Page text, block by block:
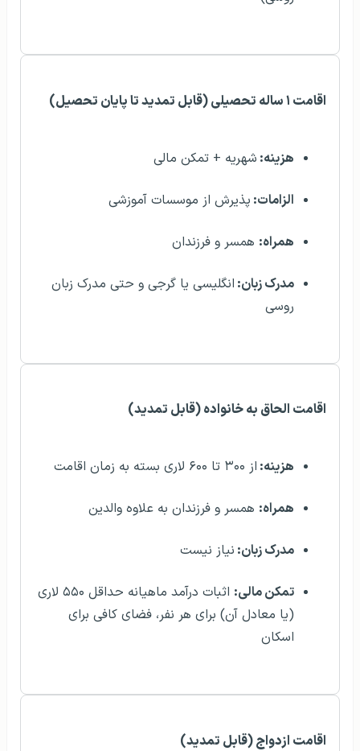
اقامت ۱ ساله تحصیلی (قابل تمدید تا پایان تحصیل)
هزینه: شهریه + تمکن مالی
الزامات: پذیرش از موسسات آموزشی
همراه: همسر و فرزندان
مدرک زبان: انگلیسی یا گرجی و حتی مدرک زبان
روسی
اقامت الحاق به خانواده (قابل تمدید)
هزینه: از ۳۰۰ تا ۶۰۰ لاری بسته به زمان اقامت
همراه: همسر و فرزندان به علاوه والدین
مدرک زبان: نیاز نیست
تمکن مالی:
اثبات درآمد ماهیانه حداقل ۵۵۰ لاری
(یا معادل آن) برای هر نفر، فضای کافی برای
اسکان
اقامت ازدواج (قابل تمدید)